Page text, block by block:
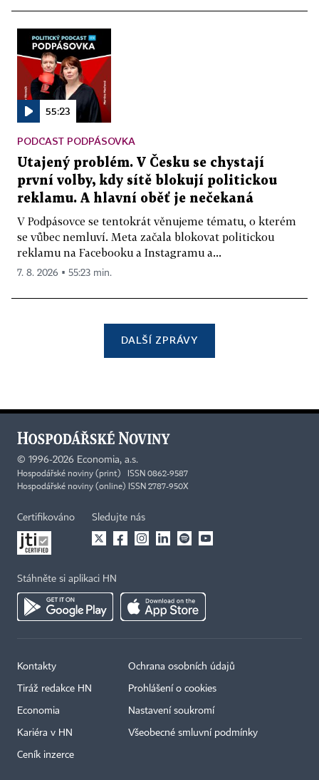
55:23
PODCAST PODPÁSOVKA
Utajený problém. V Česku se chystají
první volby, kdy sítě blokují politickou
reklamu. A hlavní oběť je nečekaná
V Podpásovce se tentokrát věnujeme tématu, o kterém
se vůbec nemluví. Meta začala blokovat politickou
reklamu na Facebooku a Instagramu a...
7. 8. 2026 ▪ 55:23 min.
DALŠÍ ZPRÁVY
© 1996-2026 Economia, a.s.
Hospodářské noviny (print) ISSN 0862-9587
Hospodářské noviny (online) ISSN 2787-950X
Certifikováno Sledujte nás
Stáhněte si aplikaci HN
Kontakty
Tiráž redakce HN
Economia
Kariéra v HN
Ceník inzerce
Ochrana osobních údajů
Prohlášení o cookies
Nastavení soukromí
Všeobecné smluvní podmínky